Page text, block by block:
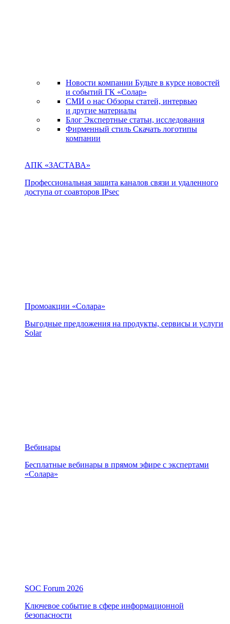
Новости компании Будьте в курсе новостей
и событий ГК «Солар»
СМИ о нас Обзоры статей, интервью
и другие материалы
Блог Экспертные статьи, исследования
Фирменный стиль Скачать логотипы
компании
АПК «ЗАСТАВА»
Профессиональная защита каналов связи и удаленного
доступа от соавторов IPsec
Промоакции «Солара»
Выгодные предложения на продукты, сервисы и услуги
Solar
Вебинары
Бесплатные вебинары в прямом эфире с экспертами
«Солара»
SOC Forum 2026
Ключевое событие в сфере информационной
безопасности